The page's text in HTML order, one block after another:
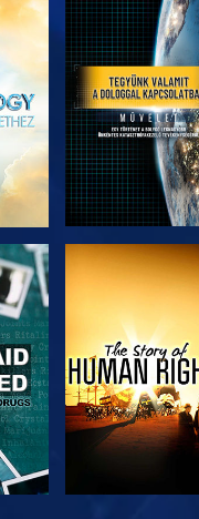
A SOROZAT
RÉSZEI
MŰSORNÉZÉS